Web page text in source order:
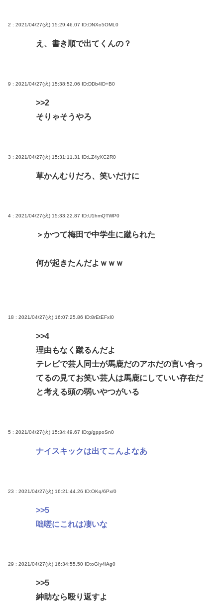
2 : 2021/04/27(火) 15:29:46.07 ID:DNXo5OML0
え、書き順で出てくんの？
9 : 2021/04/27(火) 15:38:52.06 ID:DDb4lD+B0
>>2
そりゃそうやろ
3 : 2021/04/27(火) 15:31:11.31 ID:LZ4yXC2R0
草かんむりだろ、笑いだけに
4 : 2021/04/27(火) 15:33:22.87 ID:U1hmQTWP0
＞かつて梅田で中学生に蹴られた
何が起きたんだよｗｗｗ
18 : 2021/04/27(火) 16:07:25.86 ID:8rEtEFxI0
>>4
理由もなく蹴るんだよ
テレビで芸人同士が馬鹿だのアホだの言い合っ
てるの見てお笑い芸人は馬鹿にしていい存在だ
と考える頭の弱いやつがいる
5 : 2021/04/27(火) 15:34:49.67 ID:g/gppoSn0
ナイスキックは出てこんよなあ
23 : 2021/04/27(火) 16:21:44.26 ID:OKq/6Px/0
>>5
咄嗟にこれは凄いな
29 : 2021/04/27(火) 16:34:55.50 ID:oGIy4lAg0
>>5
紳助なら殴り返すよ